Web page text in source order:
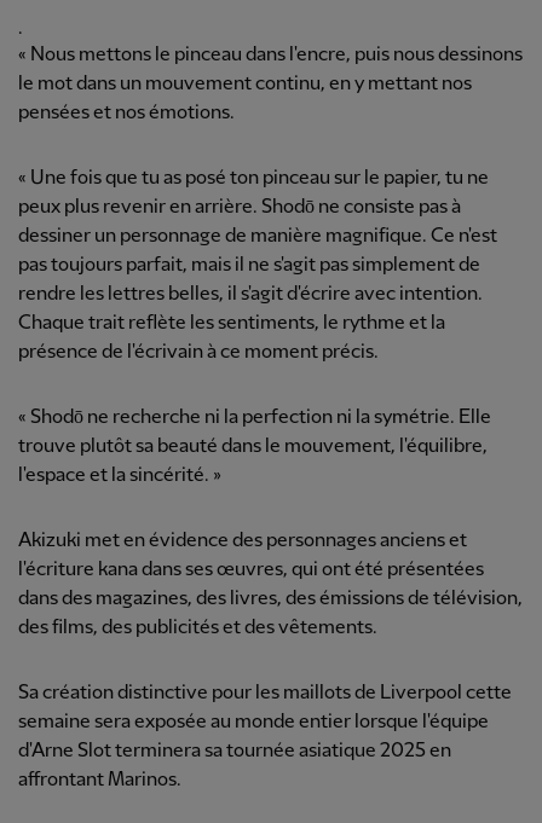
.
« Nous mettons le pinceau dans l'encre, puis nous dessinons
le mot dans un mouvement continu, en y mettant nos
pensées et nos émotions.
« Une fois que tu as posé ton pinceau sur le papier, tu ne
peux plus revenir en arrière. Shodō ne consiste pas à
dessiner un personnage de manière magnifique. Ce n'est
pas toujours parfait, mais il ne s'agit pas simplement de
rendre les lettres belles, il s'agit d'écrire avec intention.
Chaque trait reflète les sentiments, le rythme et la
présence de l'écrivain à ce moment précis.
« Shodō ne recherche ni la perfection ni la symétrie. Elle
trouve plutôt sa beauté dans le mouvement, l'équilibre,
l'espace et la sincérité. »
Akizuki met en évidence des personnages anciens et
l'écriture kana dans ses œuvres, qui ont été présentées
dans des magazines, des livres, des émissions de télévision,
des films, des publicités et des vêtements.
Sa création distinctive pour les maillots de Liverpool cette
semaine sera exposée au monde entier lorsque l'équipe
d'Arne Slot terminera sa tournée asiatique 2025 en
affrontant Marinos.